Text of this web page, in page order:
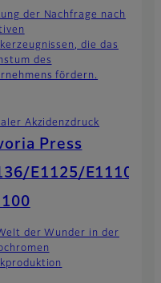
der Nachfrage nach
die das
des
fördern.
Akzidenzdruck
Press
E1125/E1110
der Wunder in der